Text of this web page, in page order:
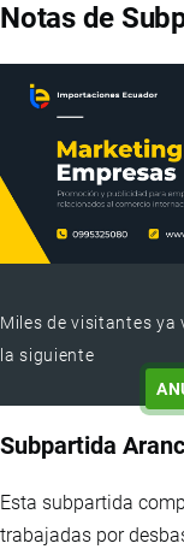
Notas de
Miles de visitantes ya
la siguiente
Subpartida
Esta subpartida
trabajadas por